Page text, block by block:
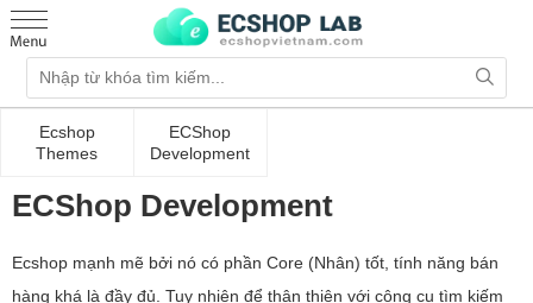
Ecshop
Themes
ECShop
Development
ECShop Development
Ecshop mạnh mẽ bởi nó có phần Core (Nhân) tốt, tính năng bán
hàng khá là đầy đủ. Tuy nhiên để thân thiện với công cụ tìm kiếm